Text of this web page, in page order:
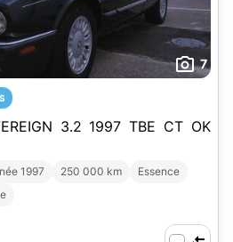
7
3.2 1997 TBE CT OK
1997 250 000 km
Essence